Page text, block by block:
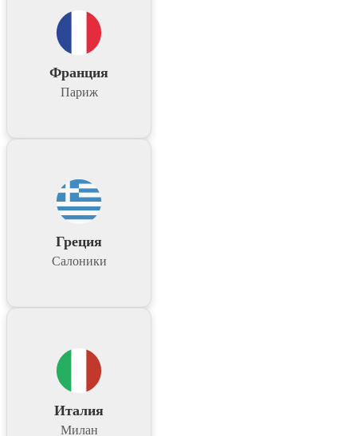
Франция
Париж
Греция
Салоники
Италия
Милан